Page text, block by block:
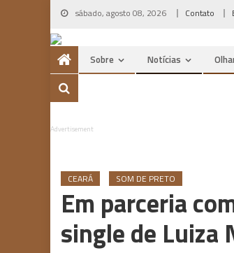
Skip
content
sábado, agosto 08, 2026 Contato
Sobre Notícias
Advertisement
CEARÁ SOM DE PRETO
Em parceria
single de Luiza